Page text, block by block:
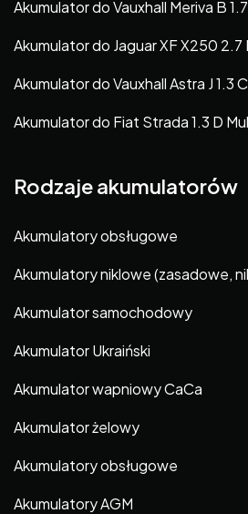
Akumulator do Vauxhall Meriva B
Akumulator do Jaguar XF X250 2.7
Akumulator do Vauxhall Astra J 1.3
Akumulator do Fiat Strada 1.3 D
Rodzaje akumulatorów
Akumulatory obsługowe
Akumulatory niklowe (zasadowe,
Akumulator samochodowy
Akumulator Ukraiński
Akumulator wapniowy CaCa
Akumulator żelowy
Akumulatory obsługowe
Akumulatory AGM